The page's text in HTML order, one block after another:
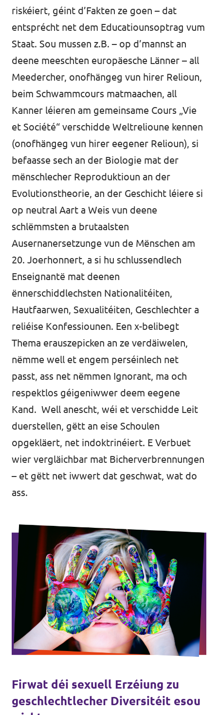
riskéiert, géint d’Fakten ze goen – dat
entsprécht net dem Educatiounsoptrag vum
Staat. Sou mussen z.B. – op d’mannst an
deene meeschten europäesche Länner – all
Meedercher, onofhängeg vun hirer Relioun,
beim Schwammcours matmaachen, all
Kanner léieren am gemeinsame Cours „Vie
et Société“ verschidde Weltrelioune kennen
(onofhängeg vun hirer eegener Relioun), si
befaasse sech an der Biologie mat der
mënschlecher Reproduktioun an der
Evolutionstheorie, an der Geschicht léiere si
op neutral Aart a Weis vun deene
schlëmmsten a brutaalsten
Ausernanersetzunge vun de Mënschen am
20. Joerhonnert, a si hu schlussendlech
Enseignantë mat deenen
ënnerschiddlechsten Nationalitéiten,
Hautfaarwen, Sexualitéiten, Geschlechter a
reliéise Konfessiounen. Een x-belibegt
Thema erauszepicken an ze verdäiwelen,
nëmme well et engem perséinlech net
passt, ass net nëmmen Ignorant, ma och
respektlos géigeniwwer deem eegene
Kand. Well anescht, wéi et verschidde Leit
duerstellen, gëtt an eise Schoulen
opgekläert, net indoktrinéiert. E Verbuet
wier vergläichbar mat Bicherverbrennungen
– et gëtt net iwwert dat geschwat, wat do
ass.
Firwat déi sexuell Erzéiung zu
geschlechtlecher Diversitéit esou